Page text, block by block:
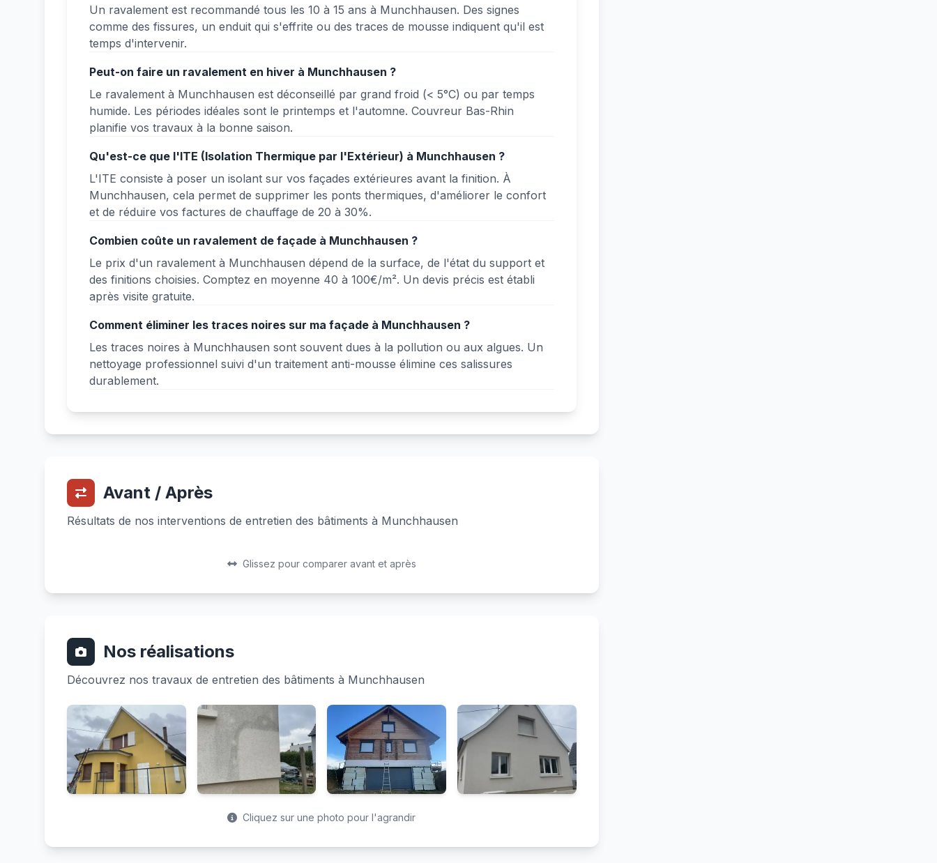
Un ravalement est recommandé tous les 10 à 15 ans à Munchhausen. Des signes
comme des fissures, un enduit qui s'effrite ou des traces de mousse indiquent qu'il est
temps d'intervenir.
Peut-on faire un ravalement en hiver à Munchhausen ?
Le ravalement à Munchhausen est déconseillé par grand froid (< 5°C) ou par temps
humide. Les périodes idéales sont le printemps et l'automne. Couvreur Bas-Rhin
planifie vos travaux à la bonne saison.
Qu'est-ce que l'ITE (Isolation Thermique par l'Extérieur) à Munchhausen ?
L'ITE consiste à poser un isolant sur vos façades extérieures avant la finition. À
Munchhausen, cela permet de supprimer les ponts thermiques, d'améliorer le confort
et de réduire vos factures de chauffage de 20 à 30%.
Combien coûte un ravalement de façade à Munchhausen ?
Le prix d'un ravalement à Munchhausen dépend de la surface, de l'état du support et
des finitions choisies. Comptez en moyenne 40 à 100€/m². Un devis précis est établi
après visite gratuite.
Comment éliminer les traces noires sur ma façade à Munchhausen ?
Les traces noires à Munchhausen sont souvent dues à la pollution ou aux algues. Un
nettoyage professionnel suivi d'un traitement anti-mousse élimine ces salissures
durablement.
Avant / Après
Résultats de nos interventions de entretien des bâtiments à Munchhausen
Après Avant
Glissez pour comparer avant et après
Nos réalisations
Découvrez nos travaux de entretien des bâtiments à Munchhausen
Cliquez sur une photo pour l'agrandir